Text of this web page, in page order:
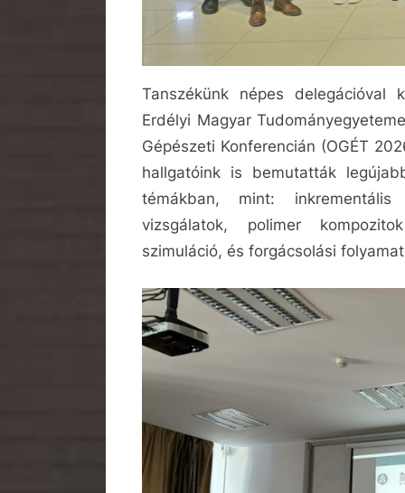
Tanszékünk népes delegációval
Erdélyi Magyar
Gépészeti Konferencián (OGÉT
hallgatóink is bemutatták
témákban, mint: inkrementális
vizsgálatok, polimer
szimuláció, és forgácsolási